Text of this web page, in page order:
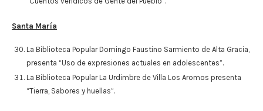
Santa María
La Biblioteca Popular Domingo Faustino Sarmiento de Alta Gracia,
presenta “Uso de expresiones actuales en adolescentes”.
La Biblioteca Popular La Urdimbre de Villa Los Aromos presenta
“Tierra, Sabores y huellas”.